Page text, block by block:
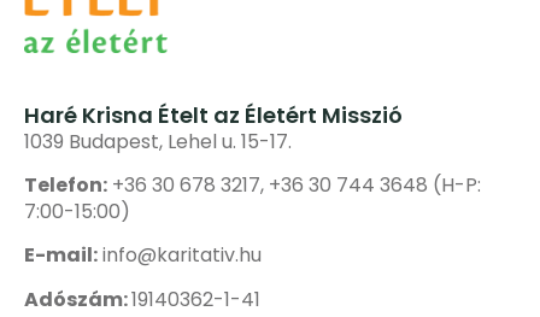
Haré Krisna Ételt az Életért Misszió
1039 Budapest, Lehel u. 15-17.
Telefon: +36 30 678 3217, +36 30 744 3648 (H-P:
7:00-15:00)
E-mail:info@karitativ.hu
Adószám:19140362-1-41